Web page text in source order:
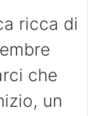
ricca di
che
un